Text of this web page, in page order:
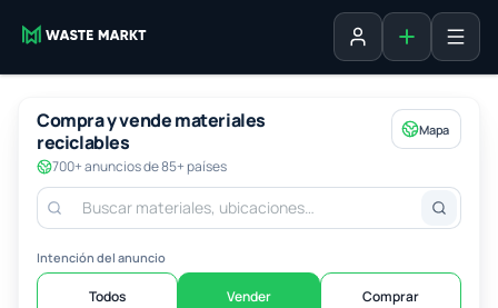
Iniciar sesión
Agregar
Compra y vende materiales
reciclables
700+ anuncios de 85+ países
Mapa
Intención del anuncio
Todos Vender Comprar